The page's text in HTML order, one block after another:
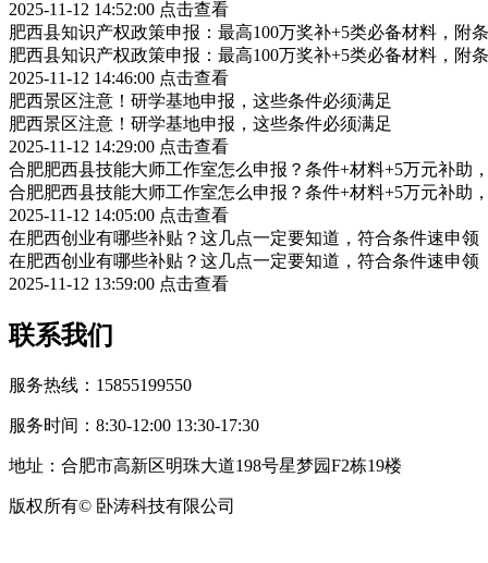
2025-11-12 14:52:00 点击查看
肥西县知识产权政策申报：最高100万奖补+5类必备材料，附
肥西县知识产权政策申报：最高100万奖补+5类必备材料，附
2025-11-12 14:46:00 点击查看
肥西景区注意！研学基地申报，这些条件必须满足
肥西景区注意！研学基地申报，这些条件必须满足
2025-11-12 14:29:00 点击查看
合肥肥西县技能大师工作室怎么申报？条件+材料+5万元补助
合肥肥西县技能大师工作室怎么申报？条件+材料+5万元补助
2025-11-12 14:05:00 点击查看
在肥西创业有哪些补贴？这几点一定要知道，符合条件速申领
在肥西创业有哪些补贴？这几点一定要知道，符合条件速申领
2025-11-12 13:59:00 点击查看
联系我们
服务热线：15855199550
服务时间：8:30-12:00 13:30-17:30
地址：合肥市高新区明珠大道198号星梦园F2栋19楼
版权所有© 卧涛科技有限公司